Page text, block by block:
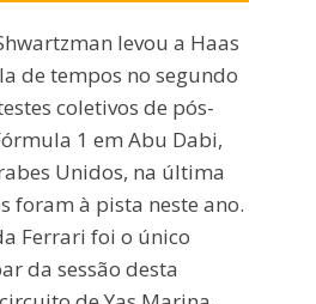
levou a Haas
de tempos no segundo
coletivos de pós-
1 em Abu Dabi,
Unidos, na última
foram à pista neste ano.
Ferrari foi o único
da sessão desta